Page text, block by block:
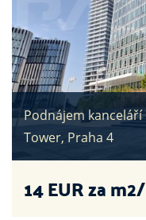
Podnájem kanceláří
Tower, Praha 4
14EUR za